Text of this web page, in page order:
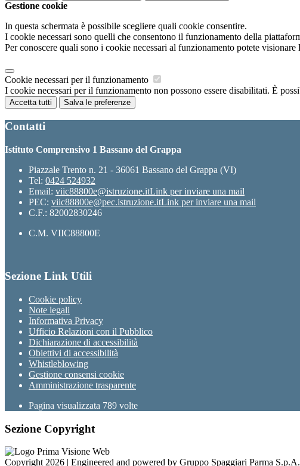
Gestione cookie
In questa schermata è possibile scegliere quali cookie consentire.
I cookie necessari sono quelli che consentono il funzionamento della
Per conoscere quali sono i cookie necessari al funzionamento potete visionare
Cookie necessari per il funzionamento
I cookie necessari per il funzionamento non possono essere disabilitati. È
Accetta tutti Salva le preferenze
Contatti
Istituto Comprensivo 1 Bassano del Grappa
Piazzale Trento n. 21 - 36061 Bassano del Grappa (VI)
Tel: 0424 524932
Email: viic88800e@istruzione.itLink per inviare una mail
PEC: viic88800e@pec.istruzione.itLink per inviare una mail
C.F.: 82002830246
C.M. VIIC88800E
Sezione Link Utili
Cookie policy
Note legali
Informativa Privacy
Ufficio Relazioni con il Pubblico
Dichiarazione di accessibilità
Obiettivi di accessibilità
Whistleblowing
Gestione consensi cookie
Amministrazione trasparente
Pagina visualizzata 789 volte
Sezione Copyright
Copyright 2026 | Engineered and powered by Gruppo Spaggiari Parma